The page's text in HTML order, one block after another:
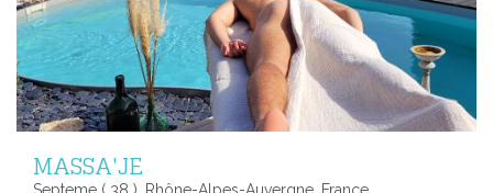
MASSA'JE
Septeme ( 38 ), Rhône-Alpes-Auvergne, France